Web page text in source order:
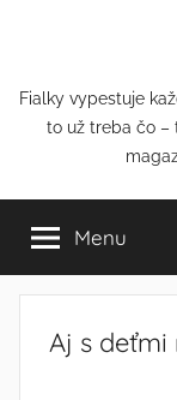
Fialky vypestuje
to už treba čo –
Menu
Aj s